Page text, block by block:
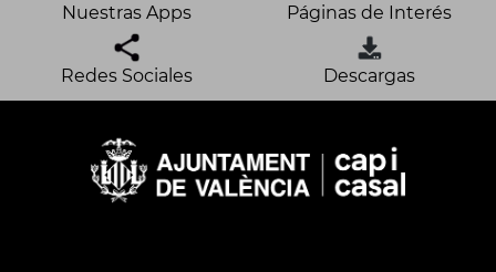
Nuestras Apps Páginas de Interés
Redes Sociales Descargas